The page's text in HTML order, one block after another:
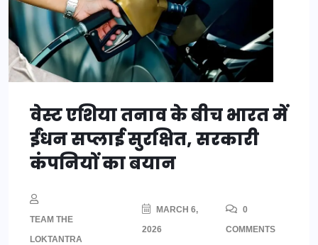
वेस्ट एशिया तनाव के बीच भारत में
ईंधन सप्लाई सुरक्षित, सरकारी
कंपनियों का बयान
TEAM THE
LOKTANTRA
MARCH 6,
2026
0
COMMENTS